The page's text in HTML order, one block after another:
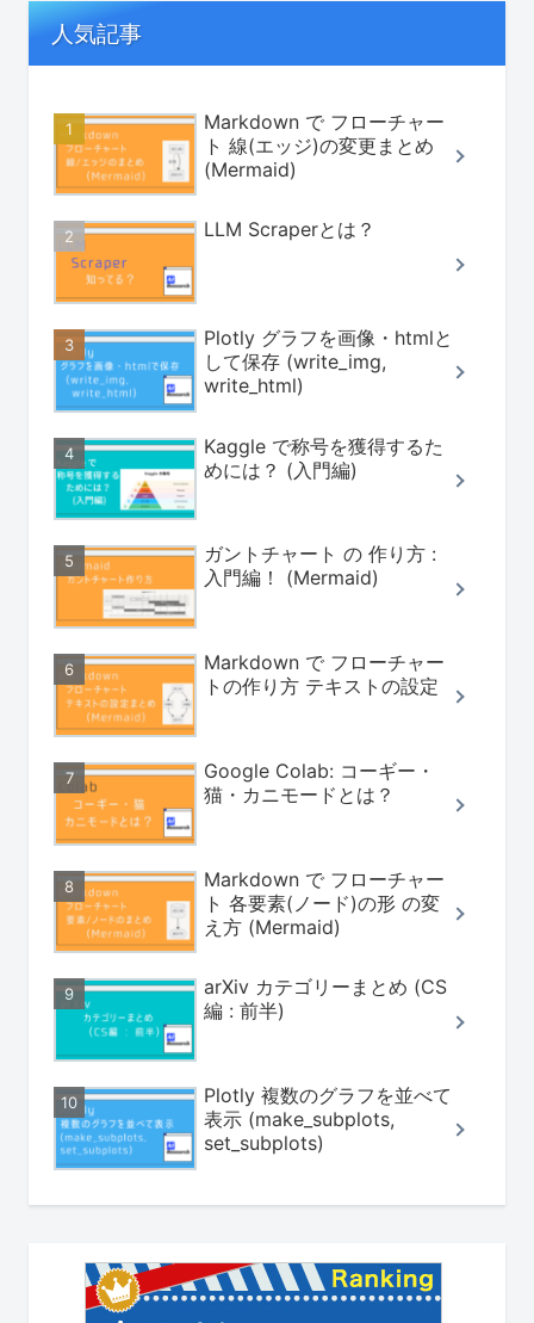
人気記事
Markdown で フローチャー
ト 線(エッジ)の変更まとめ
(Mermaid)
LLM Scraperとは？
Plotly グラフを画像・htmlと
して保存 (write_img,
write_html)
Kaggle で称号を獲得するた
めには？ (入門編)
ガントチャート の 作り方 :
入門編！ (Mermaid)
Markdown で フローチャー
トの作り方 テキストの設定
Google Colab: コーギー・
猫・カニモードとは？
Markdown で フローチャー
ト 各要素(ノード)の形 の変
え方 (Mermaid)
arXiv カテゴリーまとめ (CS
編 : 前半)
Plotly 複数のグラフを並べて
表示 (make_subplots,
set_subplots)